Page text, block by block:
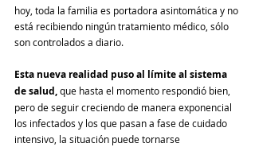
hoy, toda la familia es portadora asintomática y no
está recibiendo ningún tratamiento médico, sólo
son controlados a diario.
Esta nueva realidad puso al límite al sistema
de salud, que hasta el momento respondió bien,
pero de seguir creciendo de manera exponencial
los infectados y los que pasan a fase de cuidado
intensivo, la situación puede tornarse